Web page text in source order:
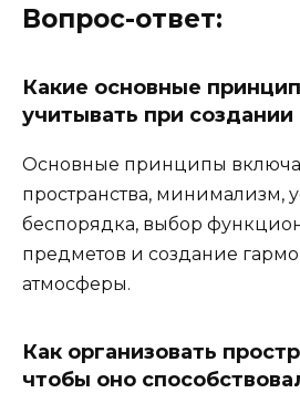
Вопрос-ответ:
Какие основные
учитывать при
Основные принципы
пространства, минимализм,
беспорядка, выбор
предметов и создание
атмосферы.
Как организовать
чтобы оно